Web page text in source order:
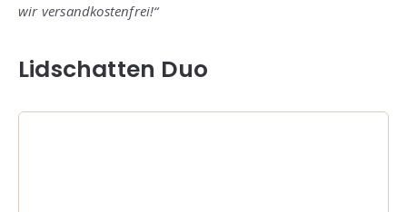
wir versandkostenfrei!“
Lidschatten Duo